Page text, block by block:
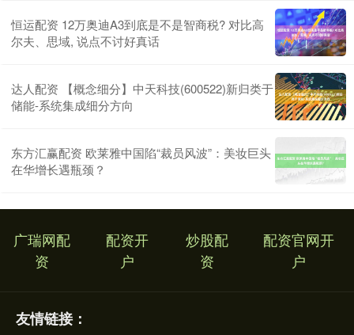
恒运配资 12万奥迪A3到底是不是智商税? 对比高
尔夫、思域, 说点不讨好真话
达人配资 【概念细分】中天科技(600522)新归类于
储能-系统集成细分方向
东方汇赢配资 欧莱雅中国陷“裁员风波”：美妆巨头
在华增长遇瓶颈？
广瑞网配
资
配资开
户
炒股配
资
配资官网开
户
友情链接：